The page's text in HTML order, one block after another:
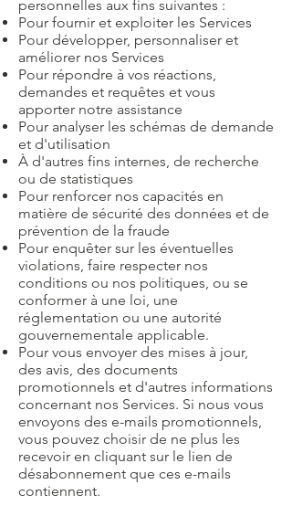
personnelles aux fins suivantes :
Pour fournir et exploiter les Services
Pour développer, personnaliser et
améliorer nos Services
Pour répondre à vos réactions,
demandes et requêtes et vous
apporter notre assistance
Pour analyser les schémas de demande
et d'utilisation
À d'autres fins internes, de recherche
ou de statistiques
Pour renforcer nos capacités en
matière de sécurité des données et de
prévention de la fraude
Pour enquêter sur les éventuelles
violations, faire respecter nos
conditions ou nos politiques, ou se
conformer à une loi, une
réglementation ou une autorité
gouvernementale applicable.
Pour vous envoyer des mises à jour,
des avis, des documents
promotionnels et d'autres informations
concernant nos Services. Si nous vous
envoyons des e-mails promotionnels,
vous pouvez choisir de ne plus les
recevoir en cliquant sur le lien de
désabonnement que ces e-mails
contiennent.